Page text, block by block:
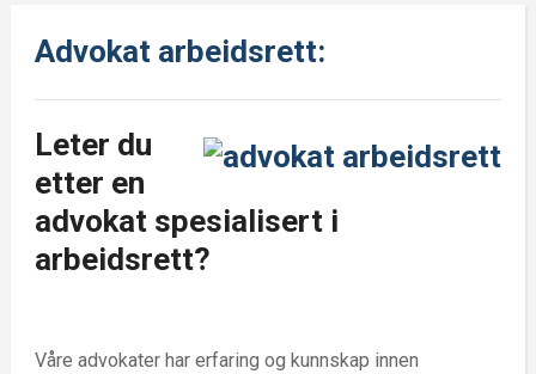
Advokat arbeidsrett:
Leter du
etter en
advokat spesialisert i
arbeidsrett?
Våre advokater har erfaring og kunnskap innen